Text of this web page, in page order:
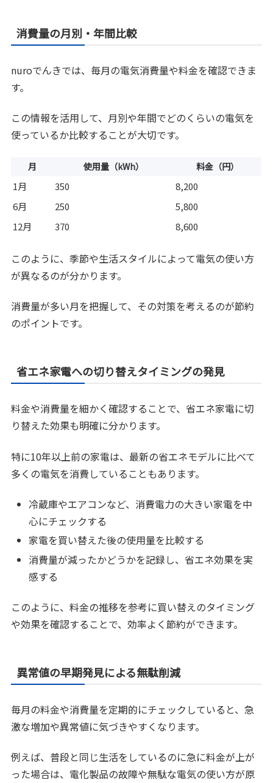
消費量の月別・年間比較
nuroでんきでは、毎月の電気消費量や料金を確認できま
す。
この情報を活用して、月別や年間でどのくらいの電気を
使っているか比較することが大切です。
月 使用量（kWh） 料金（円）
1月 350
8,200
6月
250
5,800
12月
370 8,600
このように、季節や生活スタイルによって電気の使い方
が異なるのが分かります。
消費量が多い月を把握して、その対策を考えるのが節約
のポイントです。
省エネ家電への切り替えタイミングの発見
料金や消費量を細かく確認することで、省エネ家電に切
り替えた効果も明確に分かります。
特に10年以上前の家電は、最新の省エネモデルに比べて
多くの電気を消費していることもあります。
冷蔵庫やエアコンなど、消費電力の大きい家電を中
心にチェックする
家電を買い替えた後の使用量を比較する
消費量が減ったかどうかを記録し、省エネ効果を実
感する
このように、料金の推移を参考に買い替えのタイミング
や効果を確認することで、効率よく節約ができます。
異常値の早期発見による無駄削減
毎月の料金や消費量を定期的にチェックしていると、急
激な増加や異常値に気づきやすくなります。
例えば、普段と同じ生活をしているのに急に料金が上が
った場合は、電化製品の故障や無駄な電気の使い方が原